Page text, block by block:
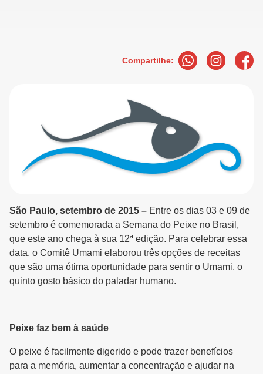
Compartilhe:
São Paulo, setembro de 2015 – Entre os dias 03 e 09 de
setembro é comemorada a Semana do Peixe no Brasil,
que este ano chega à sua 12ª edição. Para celebrar essa
data, o Comitê Umami elaborou três opções de receitas
que são uma ótima oportunidade para sentir o Umami, o
quinto gosto básico do paladar humano.
Peixe faz bem à saúde
O peixe é facilmente digerido e pode trazer benefícios
para a memória, aumentar a concentração e ajudar na